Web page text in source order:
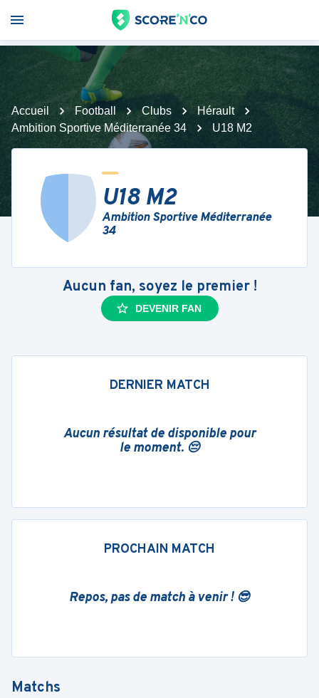
Accueil Football Clubs
Hérault
Ambition Sportive Méditerranée 34
U18 M2
U18 M2
Ambition Sportive Méditerranée
34
Aucun fan, soyez le premier !
DEVENIR FAN
DERNIER MATCH
Aucun résultat de disponible pour
le moment. 😔
PROCHAIN MATCH
Repos, pas de match à venir ! 😎
Matchs